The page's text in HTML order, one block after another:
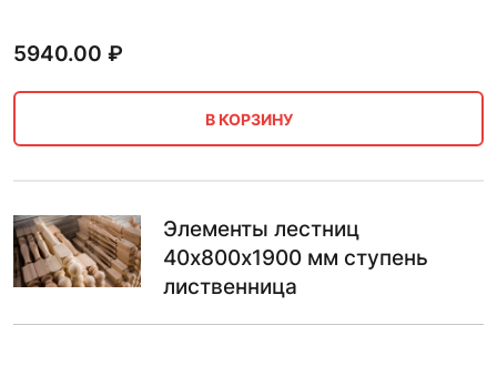
5940.00 ₽
В КОРЗИНУ
Элементы лестниц
40х800х1900 мм ступень
лиственница